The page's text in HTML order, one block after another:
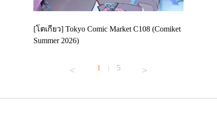
[โตเกียว] Tokyo Comic Market C108 (Comiket
Summer 2026)
1 | 5